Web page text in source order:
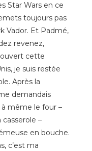
Star Wars en ce
toujours pas
Vador. Et Padmé,
revenez,
cette
je suis restée
Après la
demandais
même le four –
–
en bouche.
c’est ma